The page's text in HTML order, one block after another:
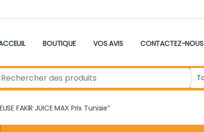
BOUTIQUE VOS AVIS CONTACTEZ-NOUS
for:
FAKIR JUICE MAX Prix Tunisie”